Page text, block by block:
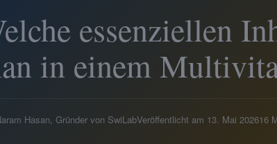
essenziellen
in einem
Hasan, Gründer von SwiLabVeröffentlicht am 13. Mai 202616